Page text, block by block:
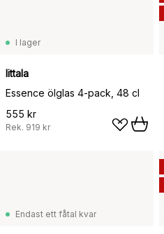
I lager
Iittala
Essence ölglas 4-pack, 48 cl
555 kr
Rek. 919 kr
Endast ett fåtal kvar